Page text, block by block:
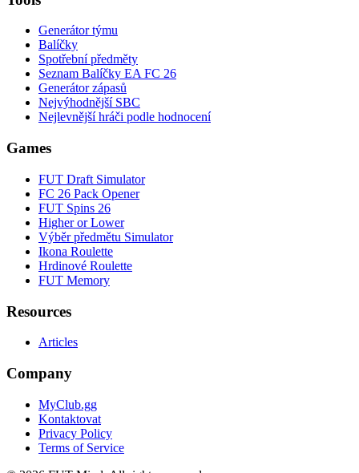
Generátor týmu
Balíčky
Spotřební předměty
Seznam Balíčky EA FC 26
Generátor zápasů
Nejvýhodnější SBC
Nejlevnější hráči podle hodnocení
Games
FUT Draft Simulator
FC 26 Pack Opener
FUT Spins 26
Higher or Lower
Výběr předmětu Simulator
Ikona Roulette
Hrdinové Roulette
FUT Memory
Resources
Articles
Company
MyClub.gg
Kontaktovat
Privacy Policy
Terms of Service